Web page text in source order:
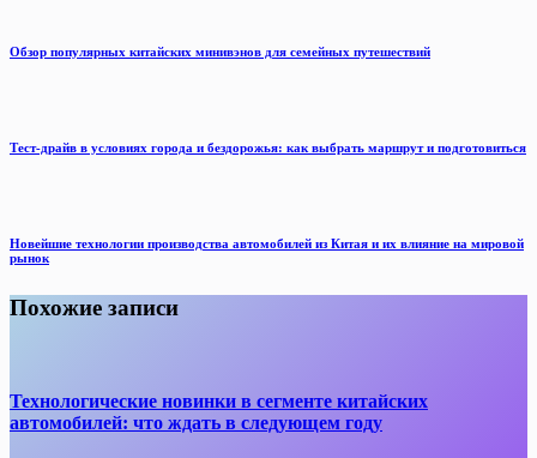
Обзор популярных китайских минивэнов для семейных путешествий
Тест-драйв в условиях города и бездорожья: как выбрать маршрут и подготовиться
Новейшие технологии производства автомобилей из Китая и их влияние на мировой
рынок
Похожие записи
Технологические новинки в сегменте китайских
автомобилей: что ждать в следующем году